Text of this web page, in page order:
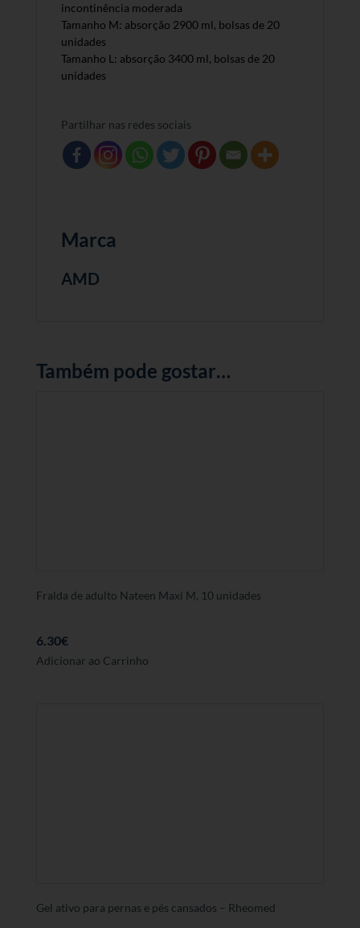
incontinência moderada
Tamanho M: absorção 2900 ml, bolsas de 20
unidades
Tamanho L: absorção 3400 ml, bolsas de 20
unidades
Partilhar nas redes sociais
Marca
AMD
Também pode gostar…
Fralda de adulto Nateen Maxi M, 10 unidades
6.30€
Adicionar ao Carrinho
Gel ativo para pernas e pés cansados – Rheomed